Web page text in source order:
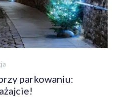
parkowaniu: